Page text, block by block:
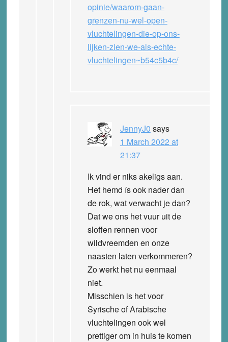
opinie/waarom-gaan-
grenzen-nu-wel-open-
vluchtelingen-die-op-ons-
lijken-zien-we-als-echte-
vluchtelingen~b54c5b4c/
JennyJ0 says
1 March 2022 at
21:37
Ik vind er niks akeligs aan.
Het hemd ís ook nader dan
de rok, wat verwacht je dan?
Dat we ons het vuur uit de
sloffen rennen voor
wildvreemden en onze
naasten laten verkommeren?
Zo werkt het nu eenmaal
niet.
Misschien is het voor
Syrische of Arabische
vluchtelingen ook wel
prettiger om in huis te komen